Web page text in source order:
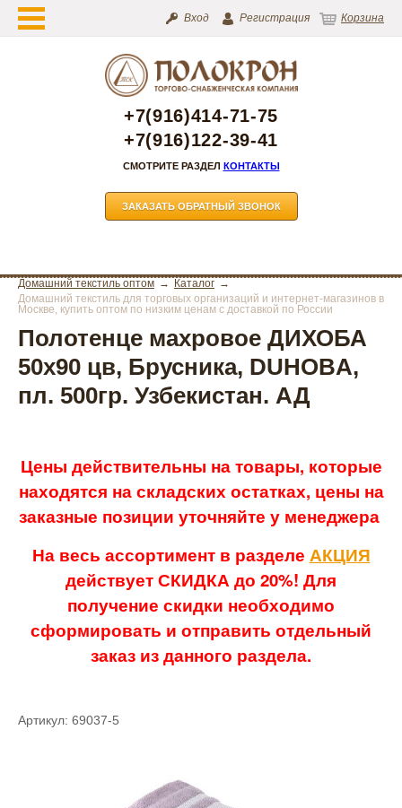
Вход Регистрация Корзина
+7(916)414-71-75
+7(916)122-39-41
СМОТРИТЕ РАЗДЕЛ КОНТАКТЫ
ЗАКАЗАТЬ ОБРАТНЫЙ ЗВОНОК
Домашний текстиль оптом
Каталог
Домашний текстиль для торговых организаций и интернет-магазинов в
Москве, купить оптом по низким ценам с доставкой по России
Полотенце махровое ДИХОБА
50х90 цв, Брусника, DUHOBA,
пл. 500гр. Узбекистан. АД
Цены действительны на товары, которые
находятся на складских остатках, цены на
заказные позиции уточняйте у менеджера
На весь ассортимент в разделе АКЦИЯ
действует СКИДКА до 20%! Для
получение скидки необходимо
сформировать и отправить отдельный
заказ из данного раздела.
Артикул: 69037-5